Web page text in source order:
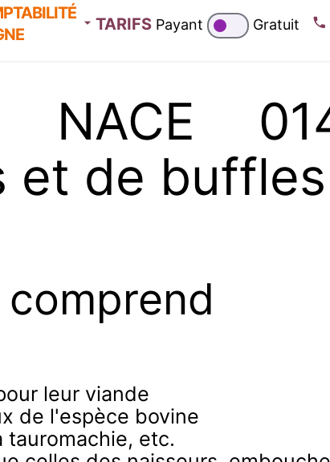
TARIFS Payant Gratuit
NACE
et de buffles
leur viande
de l'espèce bovine
etc.